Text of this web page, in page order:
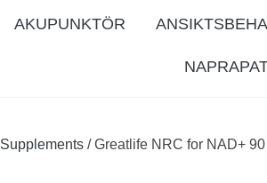
AKUPUNKTÖR
Supplements / Greatlife NRC for NAD+